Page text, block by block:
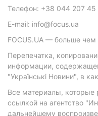
Телефон: +38 044 207 45
E-mail: info@focus.ua
FOCUS.UA — больше чем
Перепечатка,
информации,
"Українські Новини", в
Все материалы, которые
ссылкой на агентство
дальнейшему